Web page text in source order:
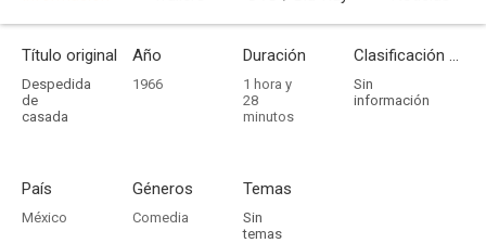
Título original
Despedida
de
casada
Año
1966
Duración
1 hora y
28
minutos
Clasificación por edades
Sin
información
País
México
Géneros
Comedia
Temas
Sin
temas